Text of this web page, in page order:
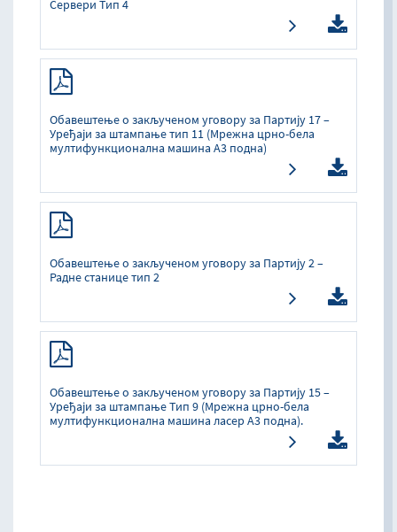
Сервери Тип 4
Обавештење о закљученом уговору за Партију 17 –
Уређаји за штампање тип 11 (Мрежна црно-бела
мултифункционална машина А3 подна)
Обавештење о закљученом уговору за Партију 2 –
Радне станице тип 2
Обавештење о закљученом уговору за Партију 15 –
Уређаји за штампање Тип 9 (Мрежна црно-бела
мултифункционална машина ласер А3 подна).